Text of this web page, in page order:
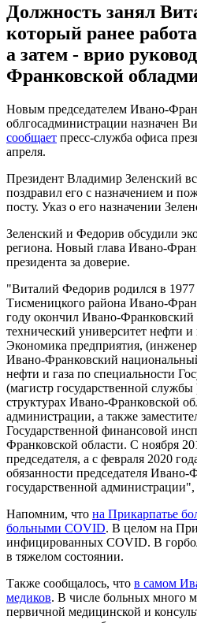
Должность занял
который ранее
а затем - врио
Франковской
Новым председателем Ивано-
облгосадминистрации назначен
сообщает пресс-служба офиса
апреля.
Президент Владимир Зеленский
поздравил его с назначением и
посту. Указ о его назначении
Зеленский и Федорив обсудили
региона. Новый глава Ивано-
президента за доверие.
"Виталий Федорив родился в 1977
Тисменицкого района Ивано-
году окончил Ивано-Франковский
технический университет нефти и
Экономика предприятия,
Ивано-Франковский
нефти и газа по специальности
(магистр государственной службы
структурах Ивано-Франковской
администрации, а также
Государственной финансовой
Франковской области. С ноября
председателя, а с февраля 2020
обязанности председателя Ивано-
государственной
Напомним, что на Прикарпатье
больными COVID. В целом на
инфицированных COVID. В
в тяжелом состоянии.
Также сообщалось, что в самом
медиков. В числе больных много
первичной медицинской и